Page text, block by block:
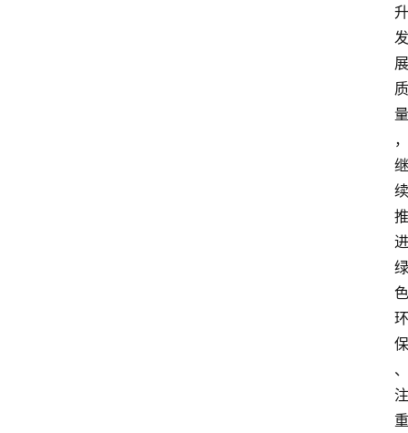
升
发
展
质
量
，
继
续
推
进
绿
色
环
保
、
注
重